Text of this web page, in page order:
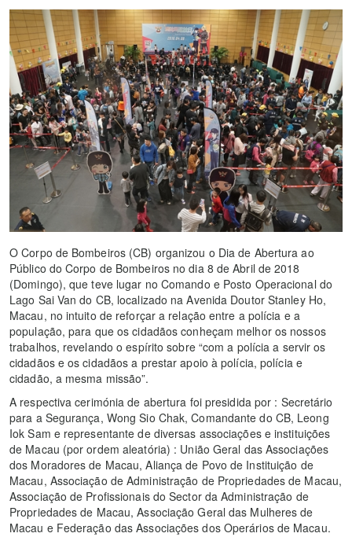
O Corpo de Bombeiros (CB) organizou o Dia de Abertura ao
Público do Corpo de Bombeiros no dia 8 de Abril de 2018
(Domingo), que teve lugar no Comando e Posto Operacional do
Lago Sai Van do CB, localizado na Avenida Doutor Stanley Ho,
Macau, no intuito de reforçar a relação entre a polícia e a
população, para que os cidadãos conheçam melhor os nossos
trabalhos, revelando o espírito sobre “com a polícia a servir os
cidadãos e os cidadãos a prestar apoio à polícia, polícia e
cidadão, a mesma missão”.
A respectiva cerimónia de abertura foi presidida por : Secretário
para a Segurança, Wong Sio Chak, Comandante do CB, Leong
Iok Sam e representante de diversas associações e instituições
de Macau (por ordem aleatória) : União Geral das Associações
dos Moradores de Macau, Aliança de Povo de Instituição de
Macau, Associação de Administração de Propriedades de Macau,
Associação de Profissionais do Sector da Administração de
Propriedades de Macau, Associação Geral das Mulheres de
Macau e Federação das Associações dos Operários de Macau.